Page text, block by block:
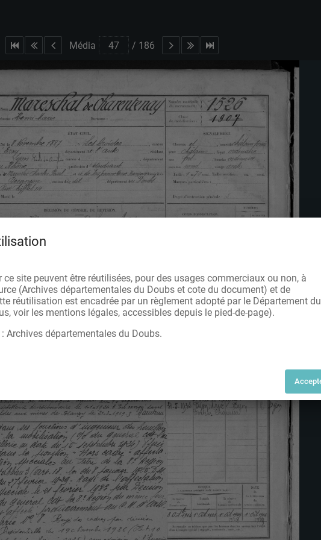
Média / 186
site peuvent être réutilisées, pour des usages commerciaux ou non, à
(Archives départementales du Doubs et cote du document) et de
réutilisation est encadrée par un règlement adopté par le Département du
voir les mentions légales, accessibles depuis le pied-de-page).
Archives départementales du Doubs.